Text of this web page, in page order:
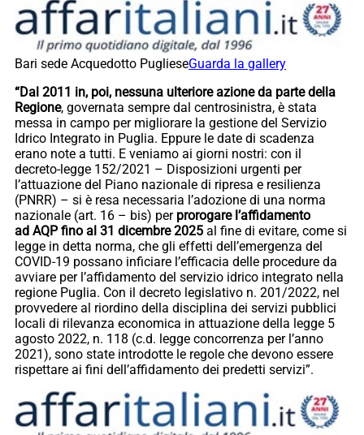
Bari sede Acquedotto PuglieseGuarda la gallery
“Dal 2011 in, poi, nessuna ulteriore azione da parte della
Regione, governata sempre dal centrosinistra, è stata
messa in campo per migliorare la gestione del Servizio
Idrico Integrato in Puglia. Eppure le date di scadenza
erano note a tutti. E veniamo ai giorni nostri: con il
decreto-legge 152/2021 – Disposizioni urgenti per
l’attuazione del Piano nazionale di ripresa e resilienza
(PNRR) – si è resa necessaria l’adozione di una norma
nazionale (art. 16 – bis) per prorogare l’affidamento
ad AQP fino al 31 dicembre 2025 al fine di evitare, come si
legge in detta norma, che gli effetti dell’emergenza del
COVID-19 possano inficiare l’efficacia delle procedure da
avviare per l’affidamento del servizio idrico integrato nella
regione Puglia. Con il decreto legislativo n. 201/2022, nel
provvedere al riordino della disciplina dei servizi pubblici
locali di rilevanza economica in attuazione della legge 5
agosto 2022, n. 118 (c.d. legge concorrenza per l’anno
2021), sono state introdotte le regole che devono essere
rispettare ai fini dell’affidamento dei predetti servizi”.